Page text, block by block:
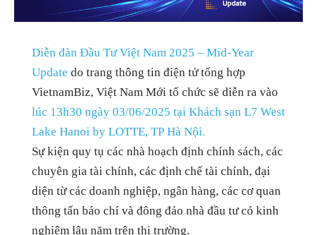
Diễn đàn Đầu Tư Việt Nam 2025 – Mid-Year
Update do trang thông tin điện tử tổng hợp
VietnamBiz, Việt Nam Mới tổ chức sẽ diễn ra vào
lúc 13h30 ngày 03/06/2025 tại Khách sạn L7 West
Lake Hanoi by LOTTE, TP Hà Nội.
Sự kiện quy tụ các nhà hoạch định chính sách, các
chuyên gia tài chính, các định chế tài chính, đại
diện từ các doanh nghiệp, ngân hàng, các cơ quan
thông tấn báo chí và đông đảo nhà đầu tư có kinh
nghiệm lâu năm trên thị trường.